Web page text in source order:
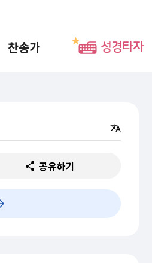
찬송가 성경타자
공유하기